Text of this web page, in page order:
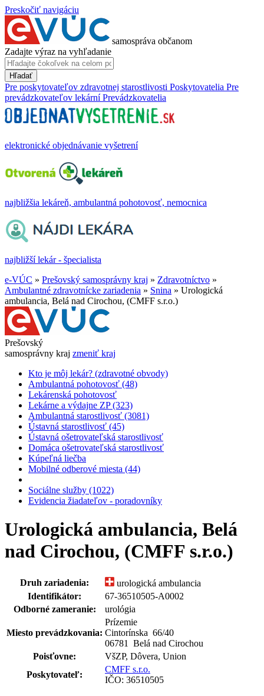
Preskočiť navigáciu
samospráva občanom
Zadajte výraz na vyhľadanie
Hľadať
Pre poskytovateľov zdravotnej starostlivosti Poskytovatelia Pre
prevádzkovateľov lekární Prevádzkovatelia
elektronické objednávanie vyšetrení
najbližšia lekáreň, ambulantná pohotovosť, nemocnica
najbližší lekár - špecialista
e-VÚC » Prešovský samosprávny kraj » Zdravotníctvo »
Ambulantné zdravotnícke zariadenia » Snina » Urologická
ambulancia, Belá nad Cirochou, (CMFF s.r.o.)
Prešovský
samosprávny kraj zmeniť kraj
Kto je môj lekár? (zdravotné obvody)
Ambulantná pohotovosť (48)
Lekárenská pohotovosť
Lekárne a výdajne ZP (323)
Ambulantná starostlivosť (3081)
Ústavná starostlivosť (45)
Ústavná ošetrovateľská starostlivosť
Domáca ošetrovateľská starostlivosť
Kúpeľná liečba
Mobilné odberové miesta (44)
Sociálne služby (1022)
Evidencia žiadateľov - poradovníky
Urologická ambulancia, Belá
nad Cirochou, (CMFF s.r.o.)
Druh zariadenia:
urologická ambulancia
Identifikátor:
67-36510505-A0002
Odborné zameranie:
urológia
Miesto prevádzkovania:
Prízemie
Cintorínska 66/40
06781 Belá nad Cirochou
Poisťovne:
VšZP, Dôvera, Union
Poskytovateľ:
CMFF s.r.o.
IČO: 36510505